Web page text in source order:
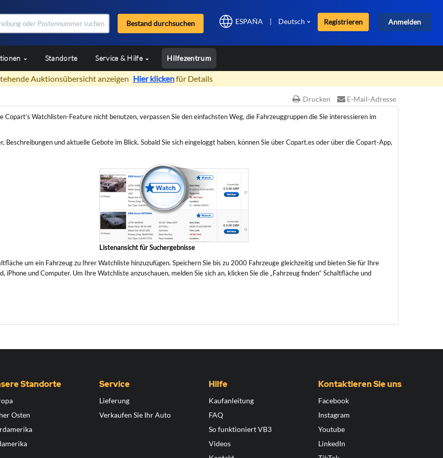
Bestand durchsuchen ESPAÑA | Deutsch Registrieren Anmelden
Standorte Service & Hilfe Hilfezentrum
Auktionsübersicht anzeigen Hier klickenfür Details
Drucken E-Mail-Adresse
Watchlisten-Feature nicht benutzen, verpassen Sie den einfachsten Weg, die Fahrzeuggruppen die Sie interessieren im
und aktuelle Gebote im Blick. Sobald Sie sich eingeloggt haben, können Sie über Copart.es oder über die Copart-App,
Listenansicht für Suchergebnisse
um ein Fahrzeug zu Ihrer Watchliste hinzuzufügen. Speichern Sie bis zu 2000 Fahrzeuge gleichzeitig und bieten Sie für Ihre
und Computer. Um Ihre Watchliste anzuschauen, melden Sie sich an, klicken Sie die „Fahrzeug finden“ Schaltfläche und
Standorte
Osten
Service
Lieferung
Verkaufen Sie Ihr Auto
Hilfe
Kaufanleitung
FAQ
So funktioniert VB3
Videos
Kontaktieren Sie uns
Facebook
Instagram
Youtube
LinkedIn